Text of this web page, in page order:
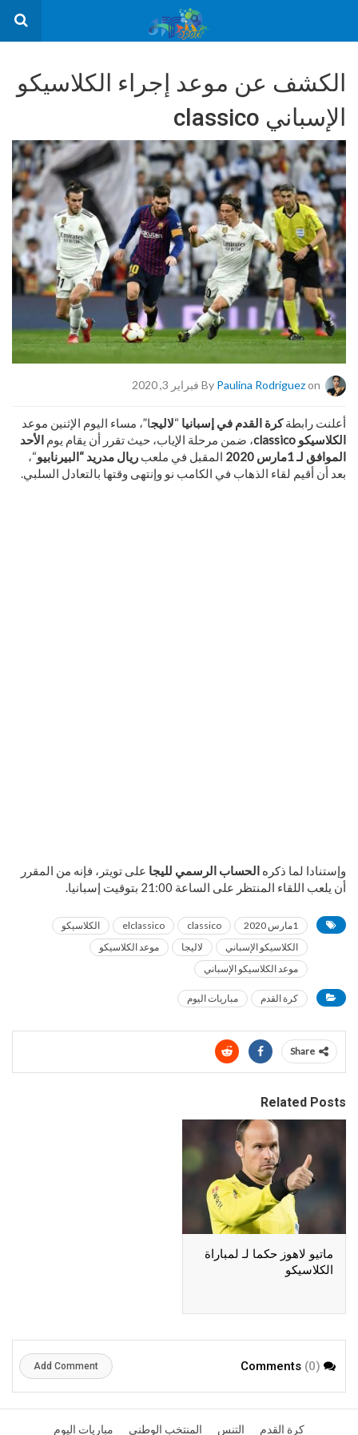
الكشف عن موعد إجراء الكلاسيكو
الإسباني classico
By Paulina Rodriguezon فبراير 3, 2020
أعلنت رابطةكرة القدم في إسبانيا “لاليجا”، مساء اليوم الإثنين موعد
الكلاسيكو classico، ضمن مرحلة الإياب، حيث تقرر أن يقام يوم الأحد
الموافق لـ 1مارس 2020
المقبل في ملعب ريال مدريد “البيرنابيو“،
بعد أن أقيم لقاء الذهاب في الكامب نو وإنتهى وقتها بالتعادل السلبي.
وإستنادا لما ذكره الحساب الرسمي لليجا على تويتر، فإنه من المقرر
أن يلعب اللقاء المنتظر على الساعة 21:00 بتوقيت إسبانيا.
1مارس 2020 classico
elclassico
الكلاسيكو
الكلاسيكو الإسباني
لاليجا
موعد الكلاسيكو
موعد الكلاسيكو الإسباني
كرة القدم مباريات اليوم
Share
Related Posts
ماتيو لاهوز حكما لـ لمباراة
الكلاسيكو
(0)
Add Comment
كرة القدم التنس المنتخب الوطني مباريات اليوم